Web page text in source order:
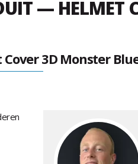
— HELMET
3D Monster